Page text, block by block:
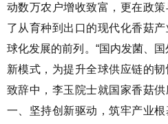
动数万农户增收致富，更在政
了从育种到出口的现代化香菇
球化发展的前列。“国内发菌、
新模式，为提升全球供应链的韧
致辞中，李玉院士就国家香菇供
一、坚持创新驱动，筑牢产业根